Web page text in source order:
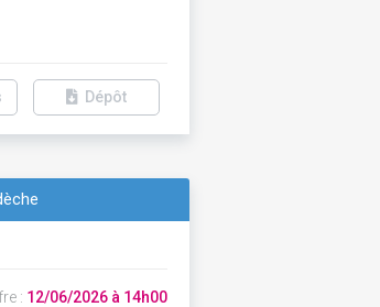
Dépôt
: 12/06/2026 à 14h00